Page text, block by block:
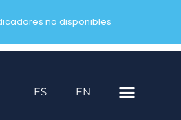
no disponibles
ES EN